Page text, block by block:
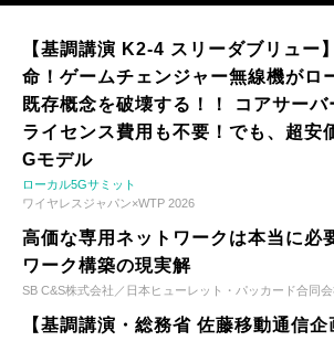
【基調講演 K2-4 スリーダブリュー
命！ゲームチェンジャー無線機がロ
既存概念を破壊する！！ コアサー
ライセンス費用も不要！でも、超
Gモデル
ローカル5Gサミット
ワイヤレスジャパン×WTP 2026
高価な専用ネットワークは本当に必
ワーク構築の現実解
SB C&S株式会社／日本ヒューレット・パッカード合同会
【基調講演・総務省 佐藤移動通信